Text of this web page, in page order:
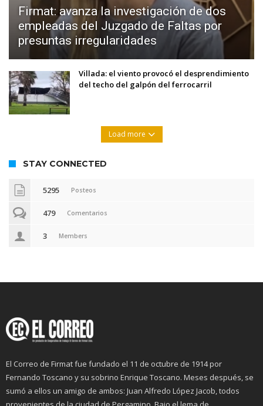
Firmat: avanza la investigación de dos
empleadas del Juzgado de Faltas por
presuntas irregularidades
Villada: el viento provocó el desprendimiento
del techo del galpón del ferrocarril
Load more
STAY CONNECTED
5295 Posteos
479 Comentarios
3 Members
El Correo de Firmat fue fundado el 11 de octubre de 1914 por
Fernando Toscano y su sobrino Enrique Toscano. Meses después, se
sumó a ellos un amigo de ambos: Juan Alfredo López Jacob, todos